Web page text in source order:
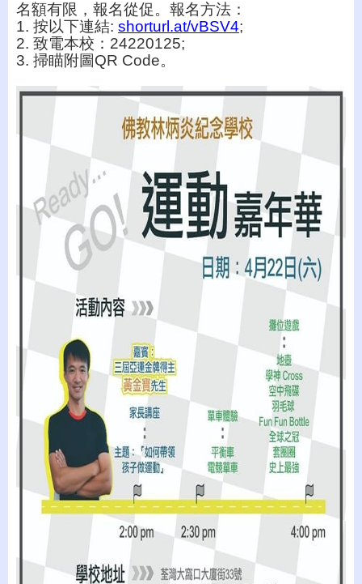
名額有限，報名從促。報名方法：
1. 按以下連結: shorturl.at/vBSV4;
2. 致電本校：24220125;
3. 掃瞄附圖QR Code。